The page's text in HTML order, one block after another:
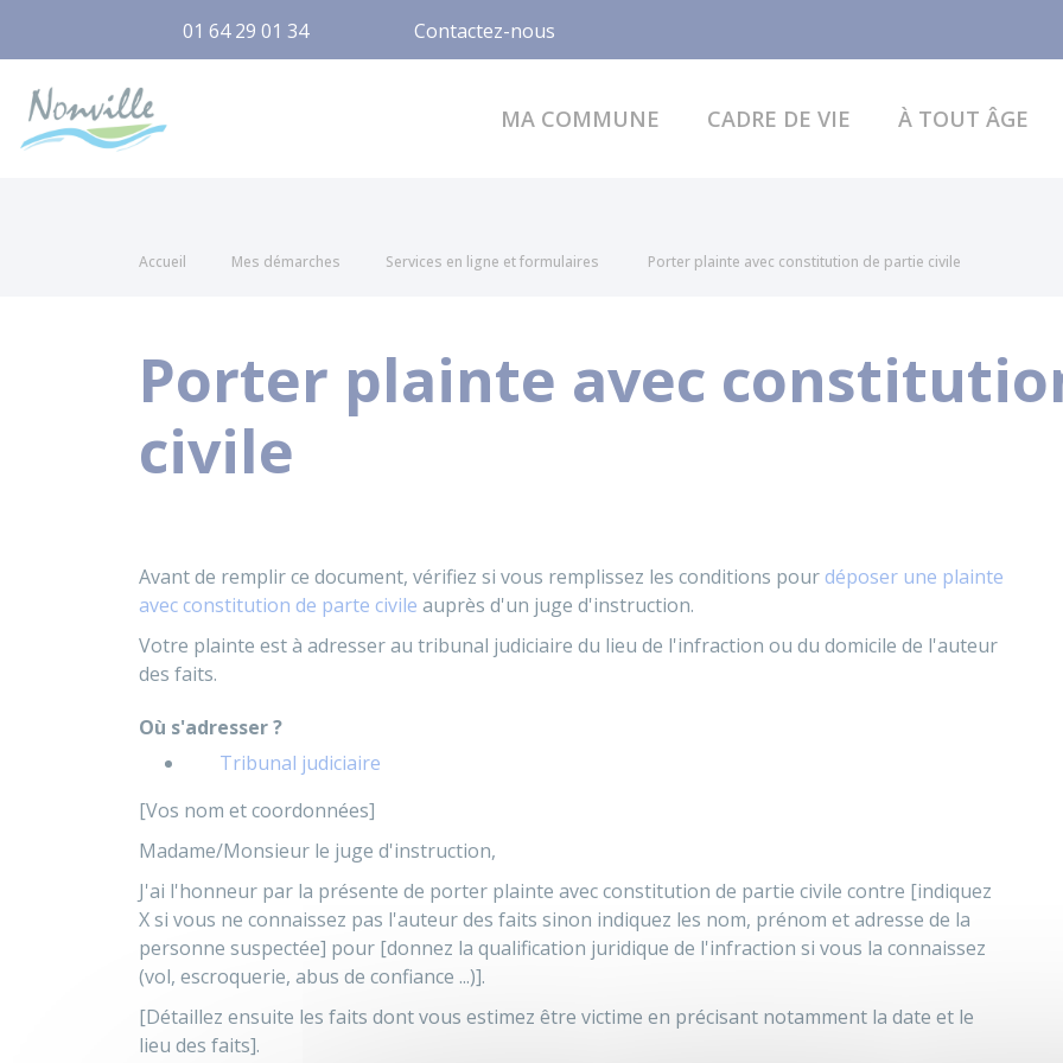
01 64 29 01 34 Contactez-nous
MA COMMUNE CADRE DE VIE À TOUT ÂGE
Accueil Mes démarches Services en ligne et formulaires Porter plainte avec constitution de partie civile
Porter plainte avec
civile
Avant de remplir ce document, vérifiez si vous remplissez les conditions pourdéposer une plainte
avec constitution de parte civile auprès d'un juge d'instruction.
Votre plainte est à adresser au tribunal judiciaire du lieu de l'infraction ou du domicile de l'auteur
des faits.
Où s'adresser ?
Tribunal judiciaire
[Vos nom et coordonnées]
Madame/Monsieur le juge d'instruction,
J'ai l'honneur par la présente de porter plainte avec constitution de partie civile contre [indiquez
X si vous ne connaissez pas l'auteur des faits sinon indiquez les nom, prénom et adresse de la
personne suspectée] pour [donnez la qualification juridique de l'infraction si vous la connaissez
(vol, escroquerie, abus de confiance ...)].
[Détaillez ensuite les faits dont vous estimez être victime en précisant notamment la date et le
lieu des faits].